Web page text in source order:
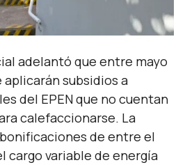
adelantó que entre mayo
aplicarán subsidios a
del EPEN que no cuentan
calefaccionarse. La
de entre el
cargo variable de energía